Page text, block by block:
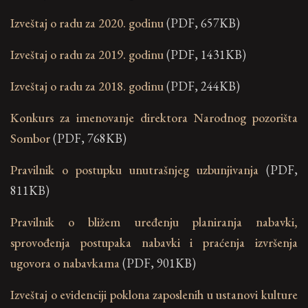
Izveštaj o radu za 2020. godinu(PDF, 657KB)
Izveštaj o radu za 2019. godinu(PDF, 1431KB)
Izveštaj o radu za 2018. godinu(PDF, 244KB)
Konkurs za imenovanje direktora Narodnog pozorišta
Sombor(PDF, 768KB)
Pravilnik o postupku unutrašnjeg uzbunjivanja (PDF,
811KB)
Pravilnik o bližem uređenju planiranja nabavki,
sprovođenja postupaka nabavki i praćenja izvršenja
ugovora o nabavkama(PDF, 901KB)
Izveštaj o evidenciji poklona zaposlenih u ustanovi kulture